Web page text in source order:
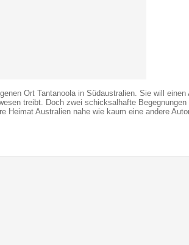
Ort Tantanoola in Südaustralien. Sie will
treibt. Doch zwei schicksalhafte
Heimat Australien nahe wie kaum eine andere